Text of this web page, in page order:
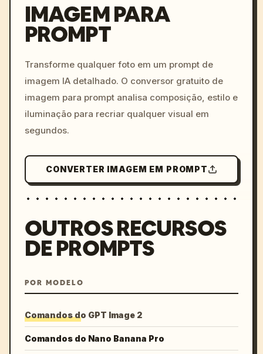
colors, 8k --v 6.0
IMAGEM PARA
PROMPT
Transforme qualquer foto em um prompt de
imagem IA detalhado. O conversor gratuito de
imagem para prompt analisa composição, estilo e
iluminação para recriar qualquer visual em
segundos.
CONVERTER IMAGEM EM PROMPT
OUTROS RECURSOS
DE PROMPTS
POR MODELO
Comandos do GPT Image 2
Comandos do Nano Banana Pro